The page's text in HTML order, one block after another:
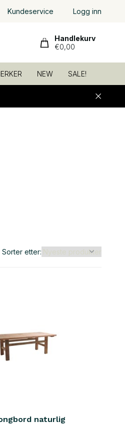
Kundeservice Logg inn
Handlekurv
€0,00
NEW SALE!
Sorter etter:
naturlig